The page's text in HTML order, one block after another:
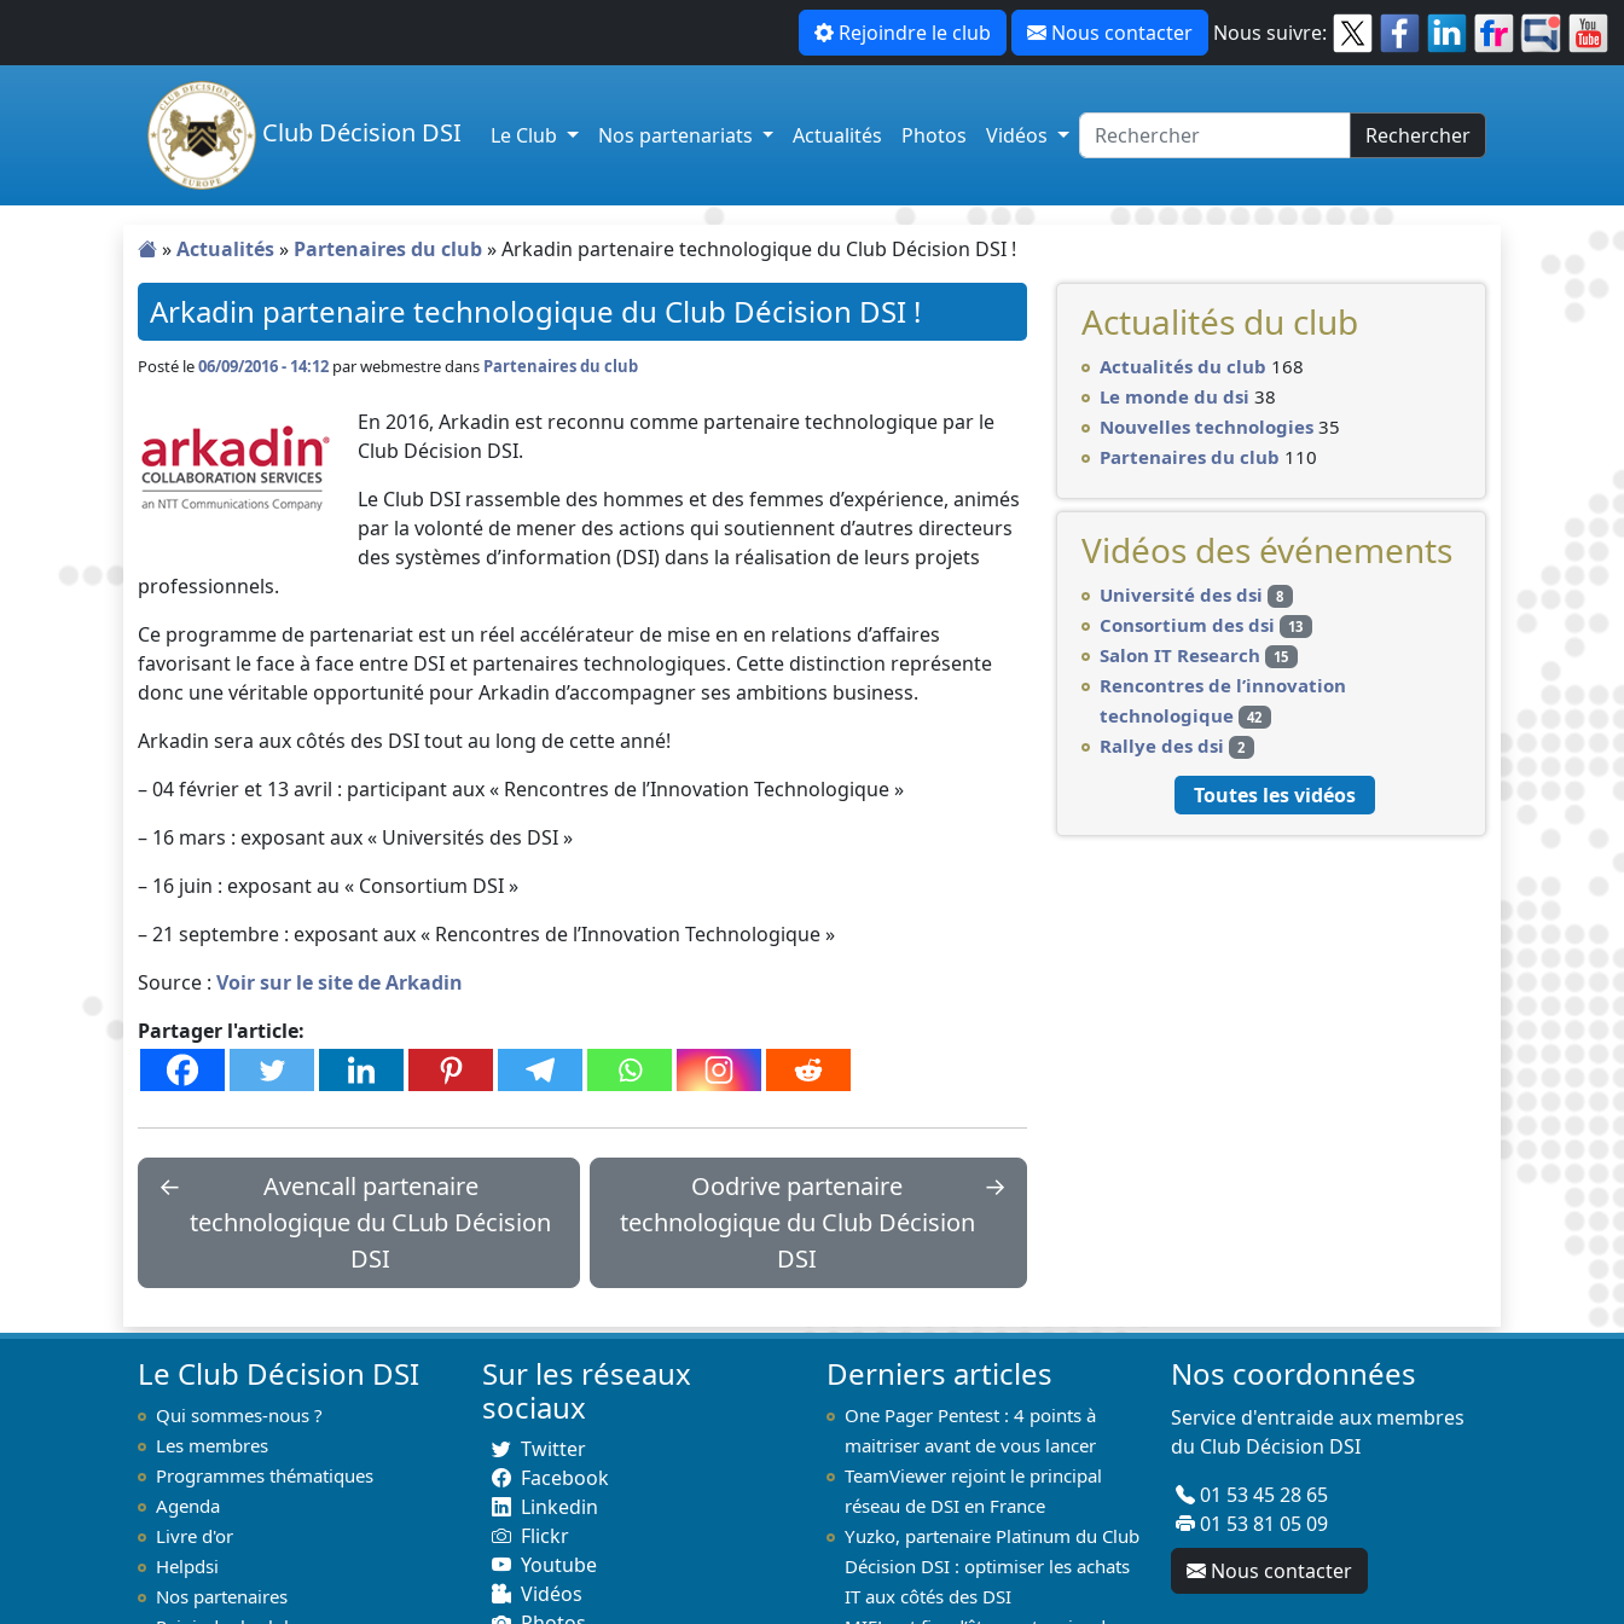
Rejoindre le club Nous contacter Nous suivre:
Club Décision DSI Le Club Nos partenariats Actualités Photos Vidéos Rechercher
»Actualités» Partenaires du club»Arkadin partenaire technologique du Club Décision DSI !
Arkadin partenaire technologique du Club Décision DSI !
Posté le06/09/2016 - 14:12 parwebmestre dans Partenaires du club
En 2016, Arkadin est reconnu comme partenaire technologique par le
Club Décision DSI.
Le Club DSI rassemble des hommes et des femmes d’expérience, animés
par la volonté de mener des actions qui soutiennent d’autres directeurs
des systèmes d’information (DSI) dans la réalisation de leurs projets
professionnels.
Ce programme de partenariat est un réel accélérateur de mise en en relations d’affaires
favorisant le face à face entre DSI et partenaires technologiques. Cette distinction représente
donc une véritable opportunité pour Arkadin d’accompagner ses ambitions business.
Arkadin sera aux côtés des DSI tout au long de cette anné!
– 04 février et 13 avril : participant aux « Rencontres de l’Innovation Technologique »
– 16 mars : exposant aux « Universités des DSI »
– 16 juin : exposant au « Consortium DSI »
– 21 septembre : exposant aux « Rencontres de l’Innovation Technologique »
Source : Voir sur le site de Arkadin
Partager l'article:
←
Avencall partenaire
technologique du CLub Décision
DSI
Oodrive partenaire
technologique du Club Décision
DSI
→
Actualités du club
Actualités du club 168
Le monde du dsi 38
Nouvelles technologies 35
Partenaires du club 110
Vidéos des événements
Université des dsi 8
Consortium des dsi 13
Salon IT Research 15
Rencontres de l’innovation
technologique
42
Rallye des dsi 2
Toutes les vidéos
Le Club Décision DSI
Qui sommes-nous ?
Les membres
Programmes thématiques
Agenda
Livre d'or
Helpdsi
Nos partenaires
Sur les réseaux
sociaux
Twitter
Facebook
Linkedin
Flickr
Youtube
Vidéos
Derniers articles
One Pager Pentest : 4 points à
maitriser avant de vous lancer
TeamViewer rejoint le principal
réseau de DSI en France
Yuzko, partenaire Platinum du Club
Décision DSI : optimiser les achats
IT aux côtés des DSI
Nos coordonnées
Service d'entraide aux membres
du Club Décision DSI
01 53 45 28 65
01 53 81 05 09
Nous contacter